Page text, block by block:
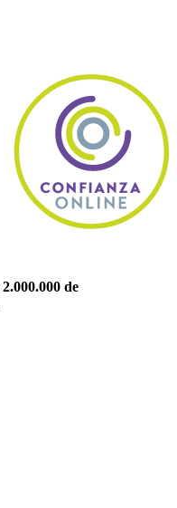
2.000.000 de